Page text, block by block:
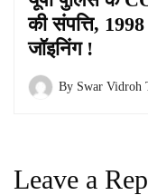
की संपत्ति,
जॉइनिंग !
By Swar Vidroh
Leave a